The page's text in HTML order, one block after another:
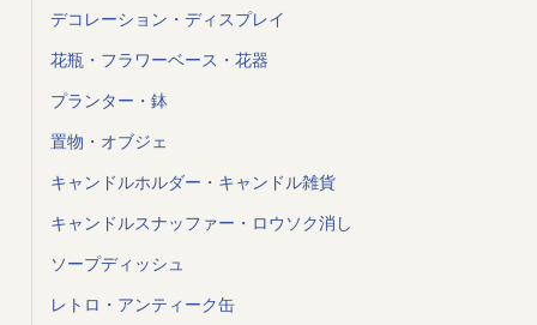
デコレーション・ディスプレイ
花瓶・フラワーベース・花器
プランター・鉢
置物・オブジェ
キャンドルホルダー・キャンドル雑貨
キャンドルスナッファー・ロウソク消し
ソープディッシュ
レトロ・アンティーク缶